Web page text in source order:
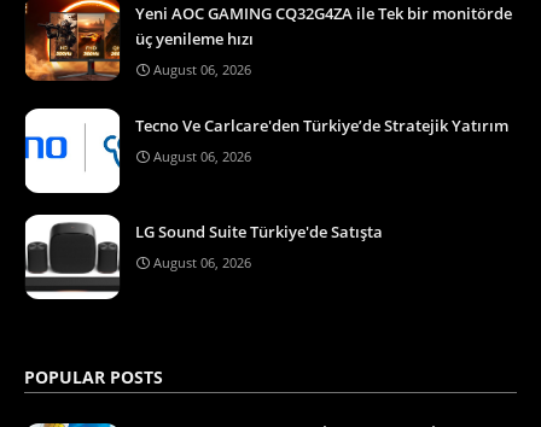
Yeni AOC GAMING CQ32G4ZA ile Tek bir monitörde
üç yenileme hızı
August 06, 2026
Tecno Ve Carlcare'den Türkiye’de Stratejik Yatırım
August 06, 2026
LG Sound Suite Türkiye'de Satışta
August 06, 2026
POPULAR POSTS